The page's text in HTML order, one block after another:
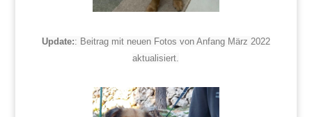
Update:: Beitrag mit neuen Fotos von Anfang März 2022
aktualisiert.